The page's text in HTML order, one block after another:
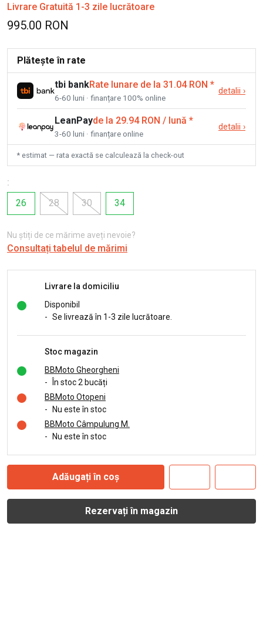
Livrare Gratuită 1-3 zile lucrătoare
995.00 RON
Plătește în rate
tbi bankRate lunare de la 31.04 RON *
6-60 luni · finanțare 100% online
detalii ›
LeanPayde la 29.94 RON / lună *
3-60 luni · finanțare online
detalii ›
* estimat — rata exactă se calculează la check-out
:
26
28 30 34
Nu știți de ce mărime aveți nevoie?
Consultați tabelul de mărimi
Livrare la domiciliu
Disponibil
- Se livrează în 1-3 zile lucrătoare.
Stoc magazin
BBMoto Gheorgheni
-
În stoc 2 bucăți
BBMoto Otopeni
-
Nu este în stoc
BBMoto Câmpulung M.
-
Nu este în stoc
Adăugați în coș
Rezervați în magazin